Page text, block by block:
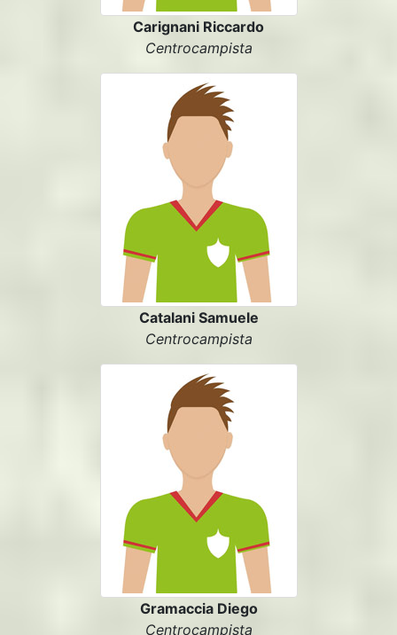
Carignani Riccardo
Centrocampista
Catalani Samuele
Centrocampista
Gramaccia Diego
Centrocampista